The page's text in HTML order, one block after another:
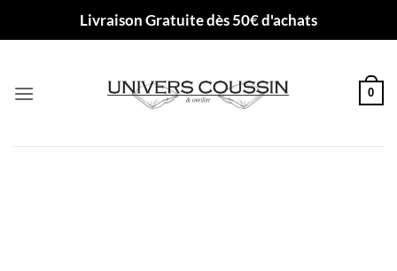
Livraison Gratuite dès 50€ d'achats
0